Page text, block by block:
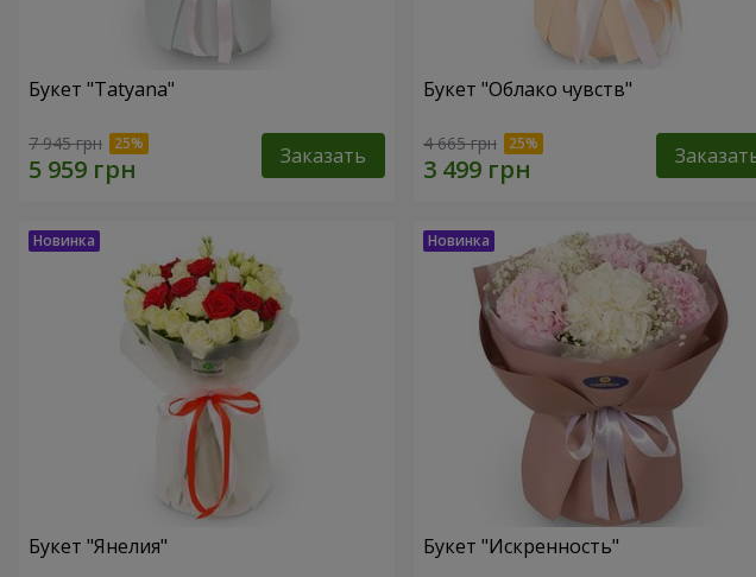
Букет "Tatyana"
7 945 грн Заказать
Букет "Облако чувств"
4 665 грн
Букет "Янелия" Букет "Искренность"